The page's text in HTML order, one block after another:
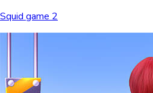
Squid game 2